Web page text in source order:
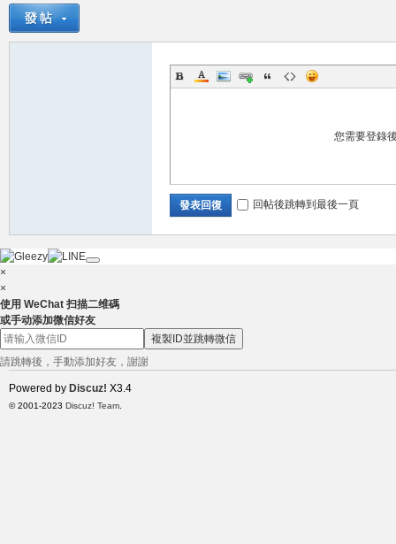
職
您需要登錄
發表回復 回帖後跳轉到最後一頁
×
×
使用 WeChat 扫描二维碼
或手动添加微信好友
複製ID並跳轉微信
請跳轉後，手動添加好友，謝謝
Powered by Discuz! X3.4
© 2001-2023 Discuz! Team